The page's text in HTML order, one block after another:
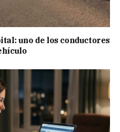
uno de los conductores